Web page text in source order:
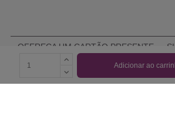
Adicionar ao
OFEREÇA UM CARTÃO PRESENTE —
ELEGANTE